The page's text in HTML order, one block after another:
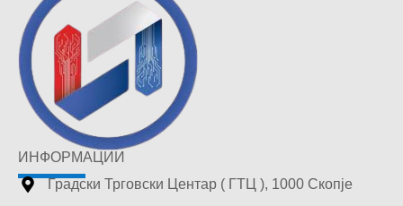
ИНФОРМАЦИИ
Градски Трговски Центар ( ГТЦ ), 1000 Скопје